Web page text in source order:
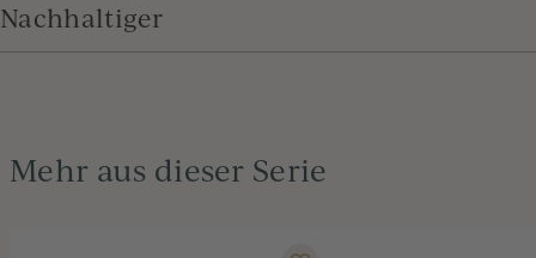
Nachhaltiger
Mehr aus dieser Serie